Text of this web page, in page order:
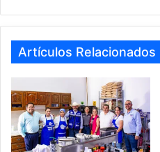
Artículos Relacionados